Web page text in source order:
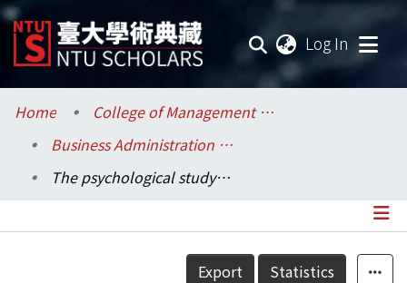
Log In
Communities & Collections
Research Outputs
Home
College of Management / 管理學院
Business Administration / 工商管理學系暨商學研究所
The psychological study of happiness.
Details
Export Statistics